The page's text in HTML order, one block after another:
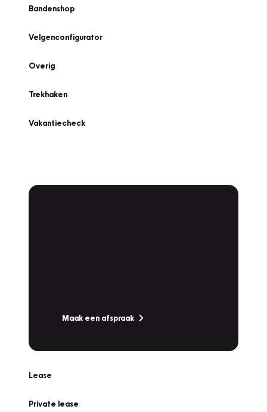
Bandenshop
Velgenconfigurator
Overig
Trekhaken
Vakantiecheck
Maak een afspraak
Lease
Private lease